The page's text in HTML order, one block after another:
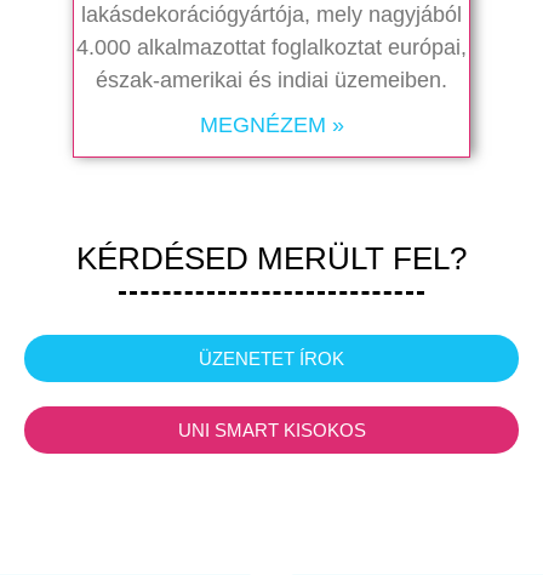
lakásdekorációgyártója, mely nagyjából
4.000 alkalmazottat foglalkoztat európai,
észak-amerikai és indiai üzemeiben.
MEGNÉZEM »
KÉRDÉSED MERÜLT FEL?
ÜZENETET ÍROK
UNI SMART KISOKOS